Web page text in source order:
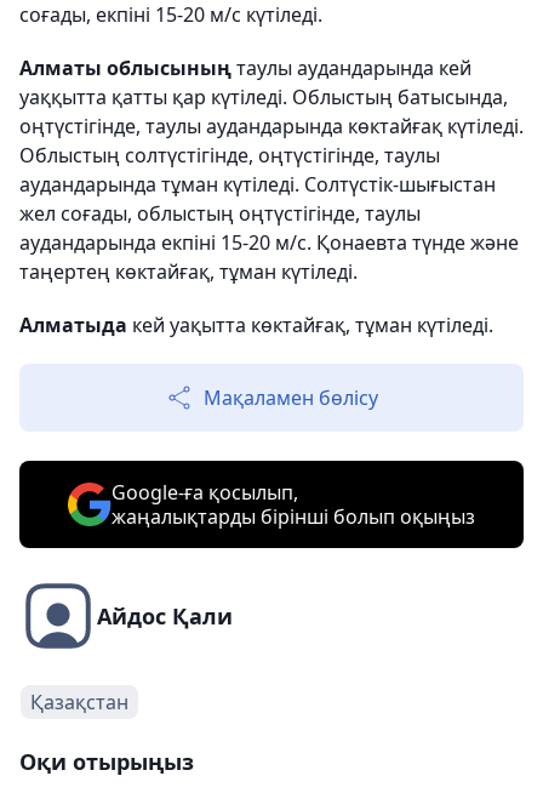
соғады, екпіні 15-20 м/с күтіледі.
Алматы облысыныңтаулы аудандарында кей
уаққытта қатты қар күтіледі. Облыстың батысында,
оңтүстігінде, таулы аудандарында көктайғақ күтіледі.
Облыстың солтүстігінде, оңтүстігінде, таулы
аудандарында тұман күтіледі. Солтүстік-шығыстан
жел соғады, облыстың оңтүстігінде, таулы
аудандарында екпіні 15-20 м/с. Қонаевта түнде және
таңертең көктайғақ, тұман күтіледі.
Алматыда кей уақытта көктайғақ, тұман күтіледі.
Мақаламен бөлісу
Google-ға қосылып,
жаңалықтарды бірінші болып оқыңыз
Айдос Қали
Қазақстан
Оқи отырыңыз